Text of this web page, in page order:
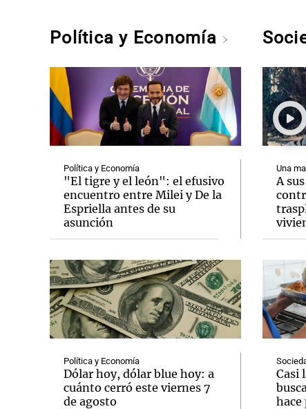
Política y Economía
Política y Economía
"El tigre y el león": el efusivo
encuentro entre Milei y De la
Espriella antes de su
asunción
Política y Economía
Dólar hoy, dólar blue hoy: a
cuánto cerró este viernes 7
de agosto
Una
A
Casi
hace